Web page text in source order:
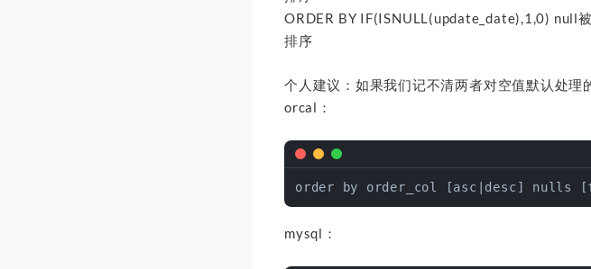
ORDER BY IF(ISNULL(update_date),1,0) null
排序
个人建议：如果我们记不清两者对空值默认处理
orcal：
mysql：